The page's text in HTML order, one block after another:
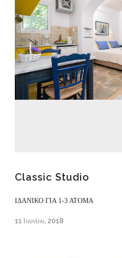
Classic Studio
ΙΔΑΝΙΚΟ ΓΙΑ 1-3 ΑΤΟΜΑ
11 Ιουνίου, 2018